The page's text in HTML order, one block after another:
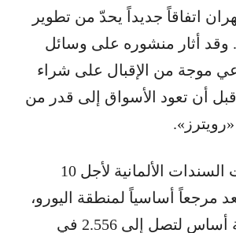
اتفاقاً جديداً يحدّ من تطوير
وقد أثار منشوره على وسائل
موجة من الإقبال على شراء
أن تعود الأسواق إلى قدر من
وارتفعت عائدات السندات الألمانية لأجل 10
مرجعاً أساسياً لمنطقة اليورو،
بمقدار 2.5 نقطة أساس لتصل إلى 2.556 في